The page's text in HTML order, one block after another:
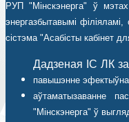
РУП "Мінскэнерга" ў
энергазбытавымі
сістэма "Асабісты кабінет
Дадзеная ІС ЛК
павышэнне
аўтаматызаванне
"Мінскэнерга" ў